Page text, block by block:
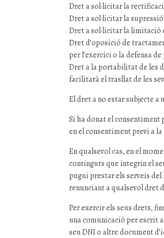
Dret a sol·licitar la
Dret a sol·licitar la
Dret a sol·licitar la limitació
Dret d’oposició de
per l’exercici o la defensa
Dret a la portabilitat de les
facilitarà el trasllat de les
El dret a no estar subjecte
Si ha donat el
en el consentiment previ a
En qualsevol cas, en el
continguts que integrin el
pugui prestar els serveis
renunciant a qualsevol dret
Per exercir els seus drets,
una comunicació per escrit
seu DNI o altre document